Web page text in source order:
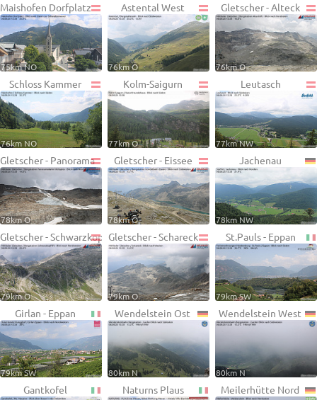
Maishofen Dorfplatz
75km NO
Astental West
76km O
Gletscher - Alteck
76km O
Schloss Kammer
76km NO
Kolm-Saigurn
77km O
Leutasch
77km NW
Gletscher - Panorama
78km O
Gletscher - Eissee
78km O
Jachenau
78km NW
Gletscher - Schwarzkopf
79km O
Gletscher - Schareck
79km O
St.Pauls - Eppan
79km SW
Girlan - Eppan
79km SW
Wendelstein Ost
80km N
Wendelstein West
80km N
Gantkofel Naturns Plaus Meilerhütte Nord